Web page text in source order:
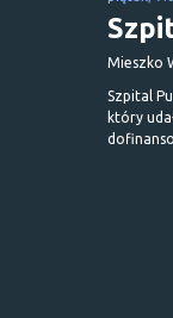
Mieszko
Szpital
który